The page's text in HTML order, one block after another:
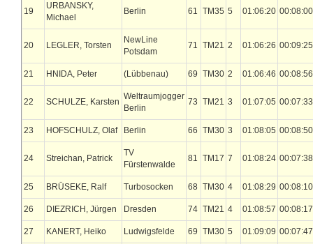
19
URBANSKY,
Michael
Berlin 61 TM35 5 01:06:20 00:08:00
20 LEGLER, Torsten
NewLine
Potsdam
71 TM21 2 01:06:26 00:09:25
21 HNIDA, Peter (Lübbenau) 69 TM30 2 01:06:46 00:08:56
22 SCHULZE, Karsten
Weltraumjogger
Berlin
73 TM21 3 01:07:05 00:07:33
23 HOFSCHULZ, Olaf Berlin 66 TM30 3 01:08:05 00:08:50
24 Streichan, Patrick
TV
Fürstenwalde
81 TM17 7 01:08:24 00:07:38
25 BRÜSEKE, Ralf Turbosocken 68 TM30 4 01:08:29 00:08:10
26 DIEZRICH, Jürgen Dresden 74 TM21 4 01:08:57 00:08:17
27 KANERT, Heiko Ludwigsfelde 69 TM30 5 01:09:09 00:07:47